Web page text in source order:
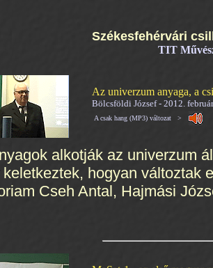
Székesfehérvári
TIT
Az univerzum anyaga, a
Bölcsföldi József - 2012.
A csak hang (MP3) változat >
alkotják az univerzum
hogyan változtak
Cseh Antal, Hajmási